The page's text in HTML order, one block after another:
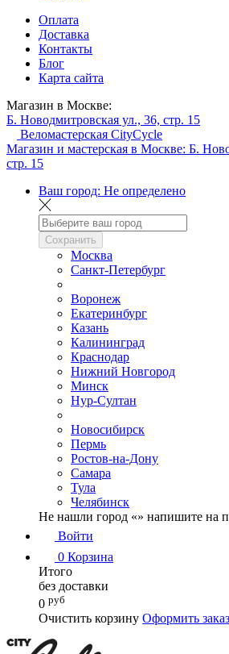
Оплата
Доставка
Контакты
Блог
Карта сайта
Магазин в Москве:
Б. Новодмитровская ул., 36, стр. 15
Веломастерская CityCycle
Магазин и мастерская в Москве: Б.
стр. 15
Ваш город: Не определено
Сохранить
Москва
Санкт-Петербург
Воронеж
Екатеринбург
Казань
Калининград
Краснодар
Нижний Новгород
Минск
Нур-Султан
Новосибирск
Пермь
Ростов-на-Дону
Самара
Тула
Челябинск
Не нашли город «» напишите на
Войти
0 Корзина
Итого
без доставки
0 руб
Очистить корзину Оформить заказ